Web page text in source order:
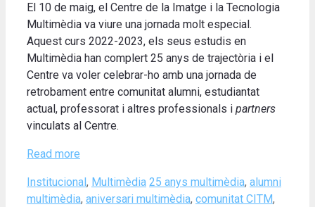
El 10 de maig, el Centre de la Imatge i la Tecnologia
Multimèdia va viure una jornada molt especial.
Aquest curs 2022-2023, els seus estudis en
Multimèdia han complert 25 anys de trajectòria i el
Centre va voler celebrar-ho amb una jornada de
retrobament entre comunitat alumni, estudiantat
actual, professorat i altres professionals i partners
vinculats al Centre.
Read more
Categories
Institucional , Multimèdia Tags
25 anys multimèdia, alumni
multimèdia, aniversari multimèdia, comunitat CITM,